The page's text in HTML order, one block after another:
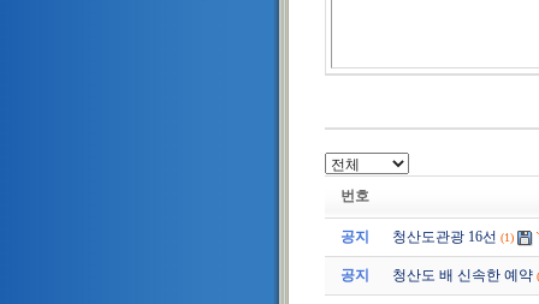
번호
공지 청산도관광 16선 (1)
공지 청산도 배 신속한 예약